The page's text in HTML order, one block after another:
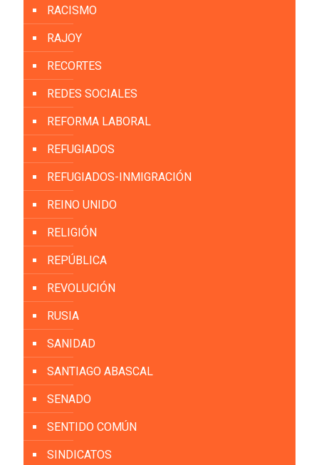
RACISMO
RAJOY
RECORTES
REDES SOCIALES
REFORMA LABORAL
REFUGIADOS
REFUGIADOS-INMIGRACIÓN
REINO UNIDO
RELIGIÓN
REPÚBLICA
REVOLUCIÓN
RUSIA
SANIDAD
SANTIAGO ABASCAL
SENADO
SENTIDO COMÚN
SINDICATOS